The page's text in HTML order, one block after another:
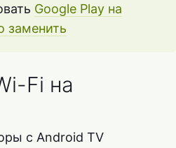
Google Play на
заменить
Fi на
с Android TV